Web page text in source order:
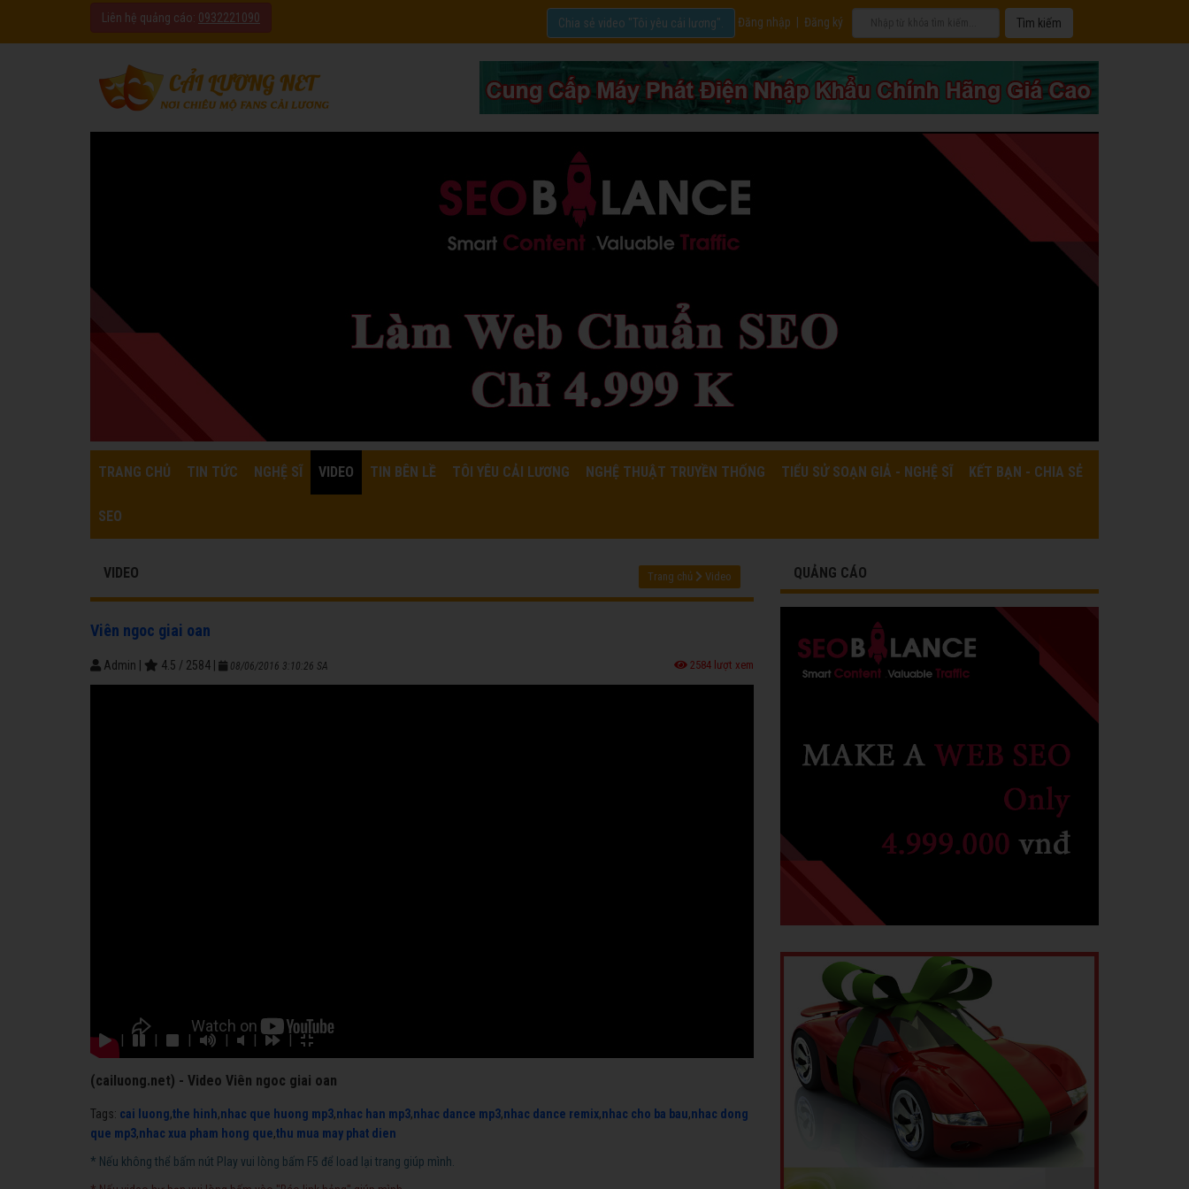
Liên hệ quảng cáo: 0932221090 Đăng nhập Đăng ký
Chia sẻ video "Tôi yêu cải lương".
TRANG CHỦ TIN TỨC NGHỆ SĨ VIDEO TIN BÊN LỀ TÔI YÊU CẢI LƯƠNG NGHỆ THUẬT TRUYỀN THỐNG TIỂU SỬ SOẠN GIẢ - NGHỆ SĨ KẾT BẠN - CHIA SẺ
SEO
VIDEO Trang chủ Video
Viên ngoc giai oan
Admin 4.5 / 2584 08/06/2016 3:10:26 SA 2584 lượt xem
| | | | | |
(cailuong.net) - Video Viên ngoc giai oan
Tags: cai luong,the hinh,nhac que huong mp3,nhac han mp3,nhac dance mp3,nhac dance remix,nhac cho ba bau,nhac dong
que mp3,nhac xua pham hong que,thu mua may phat dien
* Nếu không thể bấm nút Play vui lòng bấm F5 để load lại trang giúp mình.
QUẢNG CÁO